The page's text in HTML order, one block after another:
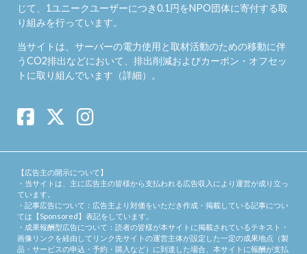
じて、1ユニークユーザーにつき0.1円をNPO団体に寄付する取
り組みを行っています。
当サイトは、サーバーの電力使用と取材活動のための移動に伴
うCO2排出などにおいて、排出削減およびカーボン・オフセッ
トに取り組んでいます（詳細）。
【広告主の開示について】
・当サイトは、主に広告主の皆様から支払われる広告収入により運営が成り立っ
ています。
・記事広告について：広告主より対価をいただき作成・掲載している記事につい
ては【Sponsored】表記をしています。
・成果報酬型広告について：読者の皆様が本サイトに掲載されているテキスト・
画像リンクを経由してリンク先サイトの運営主体が設定した一定の成果地点（製
品・サービスの申込・予約・購入など）に到達した場合、本サイトに報酬が支払